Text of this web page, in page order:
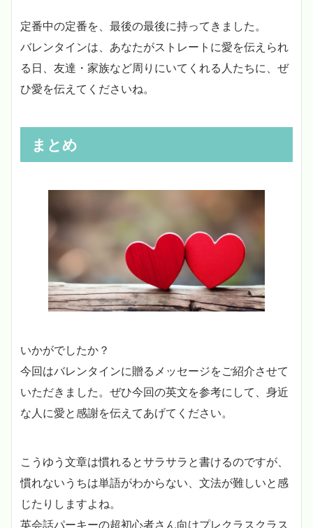
定番中の定番を、最後の最後に持ってきました。
バレンタインは、あなたがストレートに愛を伝えられ
る日、友達・家族など周りにいてくれる人たちに、ぜ
ひ愛を伝えてくださいね。
まとめ
いかがでしたか？
今回はバレンタインに贈るメッセージをご紹介させて
いただきました。ぜひ今回の英文を参考にして、身近
な人に愛と感謝を伝えてあげてください。
こうゆう文章は慣れるとサラサラと書けるのですが、
慣れないうちは単語がわからない、文法が難しいと感
じたりしますよね。
英会話パーキーの超初心者さん向けプレクラスクラス